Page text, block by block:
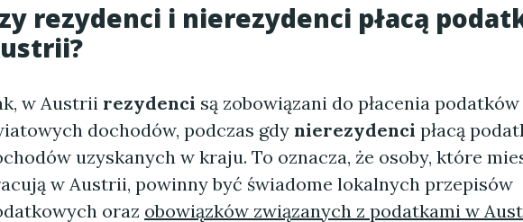
rezydenci i nierezydenci płacą
w Austrii rezydenci są zobowiązani do płacenia
dochodów, podczas gdy nierezydenci płacą
uzyskanych w kraju. To oznacza, że osoby, które
w Austrii, powinny być świadome lokalnych przepisów
oraz obowiązków związanych z podatkami w